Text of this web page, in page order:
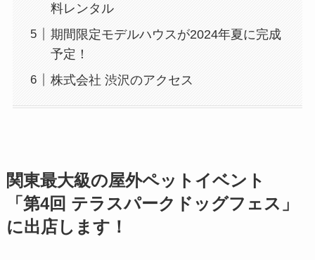
料レンタル
期間限定モデルハウスが2024年夏に完成
予定！
株式会社 渋沢のアクセス
関東最大級の屋外ペットイベント
「第4回 テラスパークドッグフェス」
に出店します！